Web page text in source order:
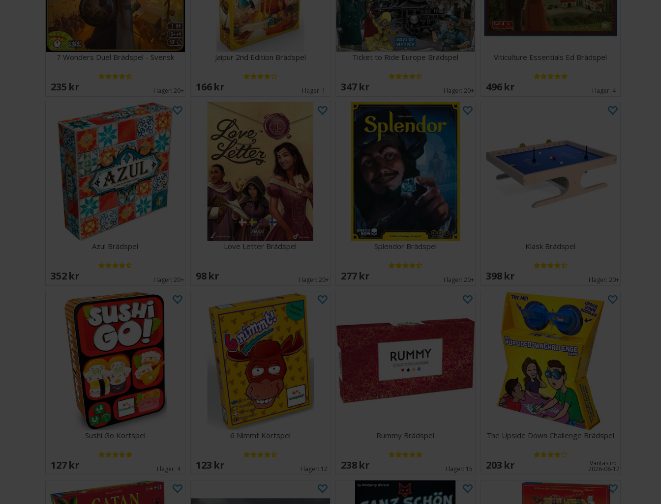
7 Wonders Duel Brädspel - Svensk
235 SEK I lager:20+
Jaipur 2nd Edition Brädspel
166 SEK I lager: 1
Ticket to Ride Europe Brädspel
347 SEK I lager:20+
Viticulture Essentials Ed Brädspel
496 SEK I lager: 4
Azul Brädspel
352 SEK I lager:20+
Love Letter Brädspel
98 SEK I lager:20+
Splendor Brädspel
277 SEK I lager:20+
Klask Brädspel
398 SEK I lager:20+
Sushi Go Kortspel
127 SEK I lager: 4
6 Nimmt Kortspel
123 SEK I lager: 12
Rummy Brädspel
238 SEK I lager: 15
The Upside Down Challenge Brädspel
203 SEK Väntas in:
2026-08-17